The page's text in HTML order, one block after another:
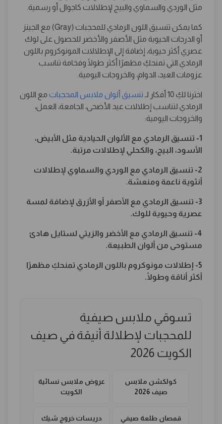
مثل الوردي والسماوي والبيج لإطلالات كاجوال أو رسمية.
كما يمكن تنسيق اللون الرمادي للمحجبات (Gray) مع الجينز
أو الدرجات الحيوية مثل الأصفر والأخضر للحصول على لوك
عصري أكثر حيوية، إضافة إلى الإطلالات المونوكروم باللون
الرمادي التي تمنحكِ مظهرًا أكثر طولًا وفخامة تناسب
عزومات العيد، الدوام، والخروجات اليومية.
اخترنا لكِ 10 أفكار لـ تنسيق ألوان ملابس المحجبات مع اللون
الرمادي لتناسب إطلالات عيد الأضحى، الجامعة، العمل،
والخروجات اليومية:
1- تنسيق الرمادي مع الألوان الحيادية مثل الأبيض،
الأسود، البيج، والكحلي لإطلالات مرتبة.
2- تنسيق الرمادي مع الوردي والسماوي لإطلالات
أنثوية ناعمة ومنعشة.
3- تنسيق الرمادي مع الأصفر أو الأزرق لإضافة لمسة
عصرية وحيوية للوك.
4- تنسيق الرمادي مع الأخضر والزيتي لستايل هادئ
مستوحى من ألوان الطبيعة.
5- إطلالات مونوكروم باللون الرمادي تمنحكِ مظهرًا
أكثر أناقة وطولًا.
تسوقي ملابس صيفية
للمحجبات لإطلالة أنيقة في صيف
الكويت 2026
كولكشن ملابس
صيف 2026
عروض ملابس نسائية
الكويت
قمصان طلعة صيفي
دريسات خروج شيك